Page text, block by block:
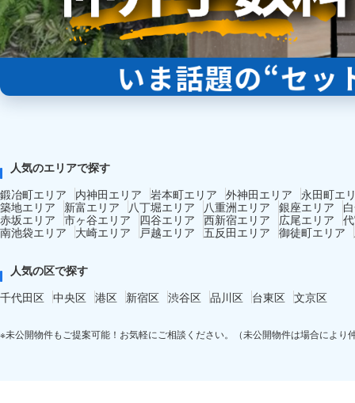
人気のエリアで探す
鍛冶町エリア
内神田エリア 岩本町エリア 外神田エリア
永田町エ
築地エリア
新富エリア 八丁堀エリア 八重洲エリア 銀座エリア
赤坂エリア 市ヶ谷エリア 四谷エリア 西新宿エリア 広尾エリア
南池袋エリア
大崎エリア 戸越エリア 五反田エリア 御徒町エリア
人気の区で探す
千代田区 中央区 港区 新宿区 渋谷区 品川区 台東区 文京区
※未公開物件もご提案可能！お気軽にご相談ください。（未公開物件は場合により